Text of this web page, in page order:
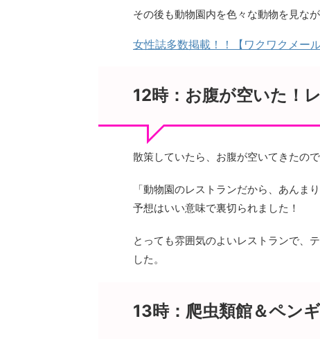
その後も動物園内を色々な動物を見なが
女性誌多数掲載！！【ワクワクメール
12時：お腹が空いた！
散策していたら、お腹が空いてきたの
「動物園のレストランだから、あんま
予想はいい意味で裏切られました！
とっても雰囲気のよいレストランで、
した。
13時：爬虫類館＆ペン